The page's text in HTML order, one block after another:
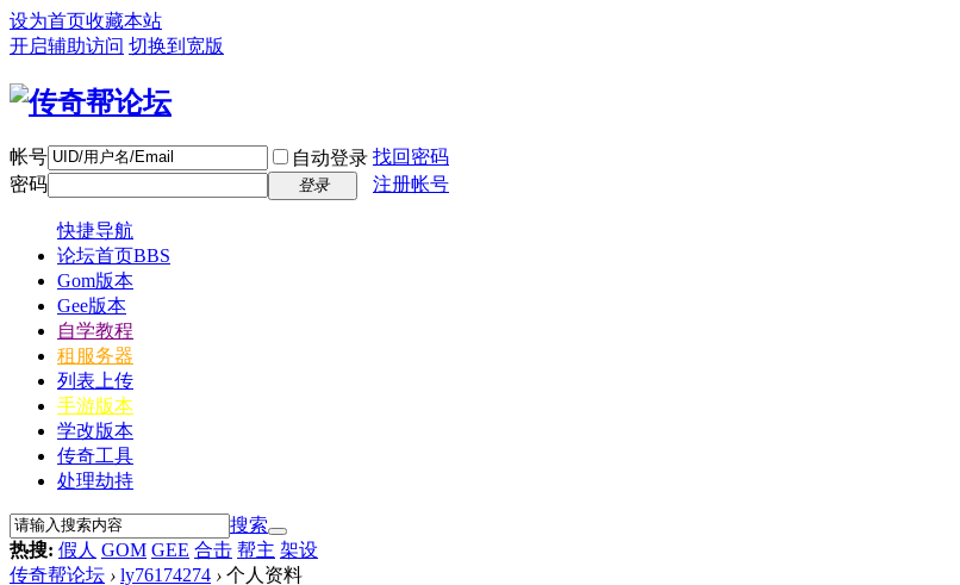
设为首页收藏本站
开启辅助访问 切换到宽版
帐号 自动登录 找回密码
密码
登录 注册帐号
快捷导航
论坛首页BBS
Gom版本
Gee版本
自学教程
租服务器
列表上传
手游版本
学改版本
传奇工具
处理劫持
搜索
热搜: 假人 GOM GEE 合击 帮主 架设
传奇帮论坛 › ly76174274 › 个人资料